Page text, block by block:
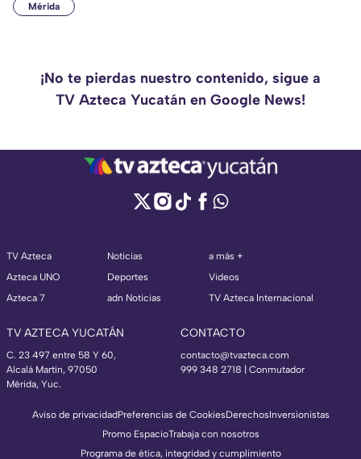
Mérida
¡No te pierdas nuestro contenido, sigue a
TV Azteca Yucatán en Google News!
TV Azteca
Azteca UNO
Azteca 7
Noticias
Deportes
adn Noticias
a más +
Videos
TV Azteca Internacional
TV AZTECA YUCATÁN
C. 23 497 entre 58 Y 60,
Alcalá Martín, 97050
Mérida, Yuc.
CONTACTO
contacto@tvazteca.com
999 348 2718 | Conmutador
Aviso de privacidadPreferencias de CookiesDerechosInversionistas
Promo EspacioTrabaja con nosotros
Programa de ética, integridad y cumplimiento